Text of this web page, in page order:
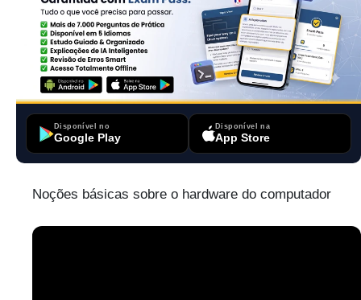
Disponível no
Google Play
Disponível na
App Store
Noções básicas sobre o hardware do computador